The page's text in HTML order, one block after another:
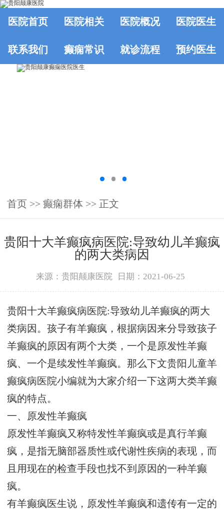
医院首页 医院相关 医院概况 医院医生
联系我们 癫痫常识 就诊流程 预约医生
首页 >> 癫痫群体 >> 正文
贵阳十大羊癫疯病医院:导致幼儿羊癫疯
的两大类病因
来源：贵阳颠康医院 日期：2021-06-25
贵阳十大羊癫疯病医院:导致幼儿羊癫疯的两大
类病因。孩子有羊癫疯，根据病因来分导致孩子
羊癫疯的原因有两个大类，一个是原发性羊癫
疯、一个是续发性羊癫疯。那么下文贵阳儿童羊
癫疯病医院小编就为大家介绍一下这两大类羊癫
疯的特点。
一、原发性羊癫疯
原发性羊癫疯又称特发性羊癫疯或是真行羊癫
疯，是指无脑部器质性或代谢性疾病的表现，而
且用现在的检查手段也找不到原因的一种羊癫
疯。
有羊癫疯医生说，原发性羊癫疯和遗传有一定的